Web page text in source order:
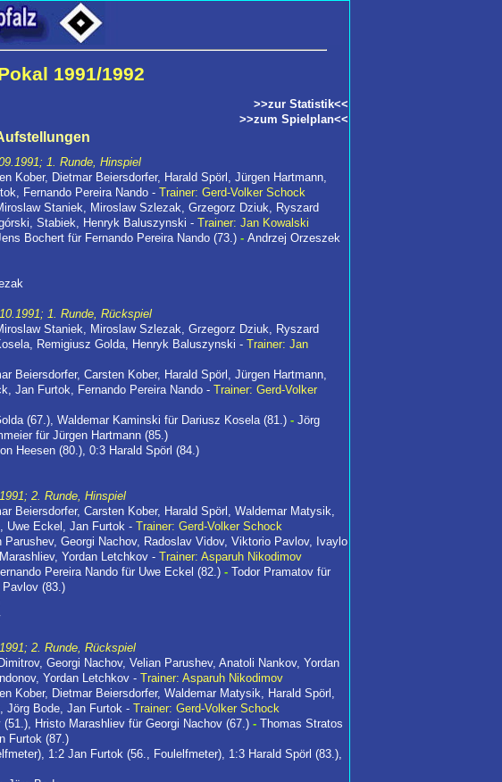
1991/1992
>>zur Statistik<<
>>zum Spielplan<<
1. Runde, Hinspiel
Kober, Dietmar Beiersdorfer, Harald Spörl, Jürgen Hartmann,
Fernando Pereira Nando - Trainer: Gerd-Volker Schock
Staniek, Miroslaw Szlezak, Grzegorz Dziuk, Ryszard
Stabiek, Henryk Baluszynski - Trainer: Jan Kowalski
Bochert für Fernando Pereira Nando (73.) - Andrzej Orzeszek
1. Runde, Rückspiel
Staniek, Miroslaw Szlezak, Grzegorz Dziuk, Ryszard
Remigiusz Golda, Henryk Baluszynski - Trainer: Jan
Beiersdorfer, Carsten Kober, Harald Spörl, Jürgen Hartmann,
Jan Furtok, Fernando Pereira Nando - Trainer: Gerd-Volker
(67.), Waldemar Kaminski für Dariusz Kosela (81.) - Jörg
für Jürgen Hartmann (85.)
Heesen (80.), 0:3 Harald Spörl (84.)
2. Runde, Hinspiel
Beiersdorfer, Carsten Kober, Harald Spörl, Waldemar Matysik,
Uwe Eckel, Jan Furtok - Trainer: Gerd-Volker Schock
Parushev, Georgi Nachov, Radoslav Vidov, Viktorio Pavlov, Ivaylo
Yordan Letchkov - Trainer: Asparuh Nikodimov
Pereira Nando für Uwe Eckel (82.) - Todor Pramatov für
(83.)
2. Runde, Rückspiel
Georgi Nachov, Velian Parushev, Anatoli Nankov, Yordan
Yordan Letchkov - Trainer: Asparuh Nikodimov
Kober, Dietmar Beiersdorfer, Waldemar Matysik, Harald Spörl,
Jörg Bode, Jan Furtok - Trainer: Gerd-Volker Schock
Hristo Marashliev für Georgi Nachov (67.) - Thomas Stratos
Furtok (87.)
1:2 Jan Furtok (56., Foulelfmeter), 1:3 Harald Spörl (83.),